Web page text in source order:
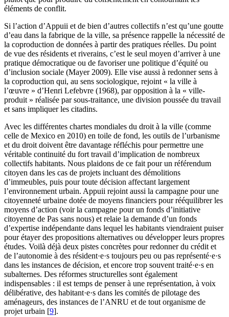
éléments de conflit.
Si l’action d’Appuii et de bien d’autres collectifs n’est qu’une goutte
d’eau dans la fabrique de la ville, sa présence rappelle la nécessité de
la coproduction de données à partir des pratiques réelles. Du point
de vue des résidents et riverains, c’est le seul moyen d’arriver à une
pratique démocratique ou de favoriser une politique d’équité ou
d’inclusion sociale (Mayer 2009). Elle vise aussi à redonner sens à
la coproduction qui, au sens sociologique, rejoint « la ville à
l’œuvre » d’Henri Lefebvre (1968), par opposition à la « ville-
produit » réalisée par sous-traitance, une division poussée du travail
et sans impliquer les citadins.
Avec les différentes chartes mondiales du droit à la ville (comme
celle de Mexico en 2010) en toile de fond, les outils de l’urbanisme
et du droit doivent être davantage réfléchis pour permettre une
véritable continuité du fort travail d’implication de nombreux
collectifs habitants. Nous plaidons de ce fait pour un référendum
citoyen dans les cas de projets incluant des démolitions
d’immeubles, puis pour toute décision affectant largement
l’environnement urbain. Appuii rejoint aussi la campagne pour une
citoyenneté urbaine dotée de moyens financiers pour rééquilibrer les
moyens d’action (voir la campagne pour un fonds d’initiative
citoyenne de Pas sans nous) et relaie la demande d’un fonds
d’expertise indépendante dans lequel les habitants viendraient puiser
pour étayer des propositions alternatives ou développer leurs propres
études. Voilà déjà deux pistes concrètes pour redonner du crédit et
de l’autonomie à des résident·e·s toujours peu ou pas représenté·e·s
dans les instances de décision, et encore trop souvent traité·e·s en
subalternes. Des réformes structurelles sont également
indispensables : il est temps de penser à une représentation, à voix
délibérative, des habitant·e·s dans les comités de pilotage des
aménageurs, des instances de l’ANRU et de tout organisme de
projet urbain [9].